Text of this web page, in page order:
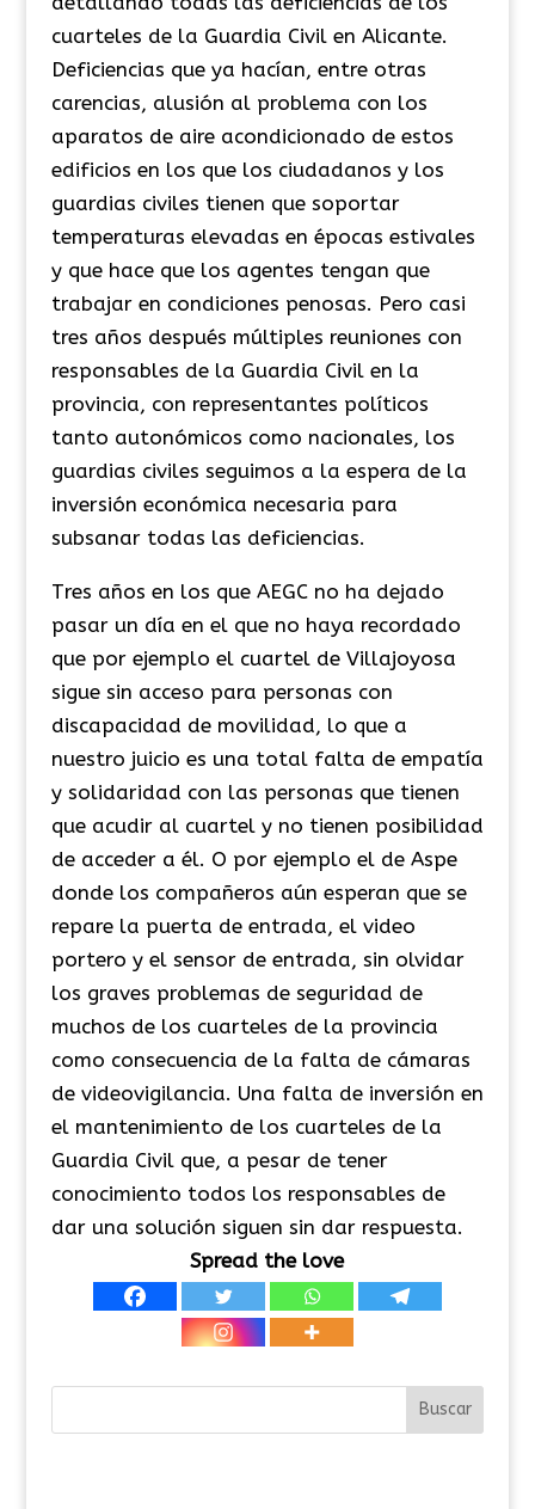
cuarteles de la Guardia Civil en Alicante.
Deficiencias que ya hacían, entre otras
carencias, alusión al problema con los
aparatos de aire acondicionado de estos
edificios en los que los ciudadanos y los
guardias civiles tienen que soportar
temperaturas elevadas en épocas estivales
y que hace que los agentes tengan que
trabajar en condiciones penosas. Pero casi
tres años después múltiples reuniones con
responsables de la Guardia Civil en la
provincia, con representantes políticos
tanto autonómicos como nacionales, los
guardias civiles seguimos a la espera de la
inversión económica necesaria para
subsanar todas las deficiencias.
Tres años en los que AEGC no ha dejado
pasar un día en el que no haya recordado
que por ejemplo el cuartel de Villajoyosa
sigue sin acceso para personas con
discapacidad de movilidad, lo que a
nuestro juicio es una total falta de empatía
y solidaridad con las personas que tienen
que acudir al cuartel y no tienen posibilidad
de acceder a él. O por ejemplo el de Aspe
donde los compañeros aún esperan que se
repare la puerta de entrada, el video
portero y el sensor de entrada, sin olvidar
los graves problemas de seguridad de
muchos de los cuarteles de la provincia
como consecuencia de la falta de cámaras
de videovigilancia. Una falta de inversión en
el mantenimiento de los cuarteles de la
Guardia Civil que, a pesar de tener
conocimiento todos los responsables de
dar una solución siguen sin dar respuesta.
Spread the love